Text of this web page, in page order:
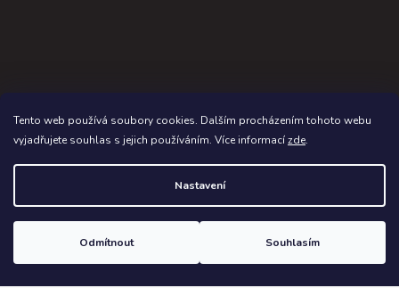
Tento web používá soubory cookies. Dalším procházením tohoto webu
vyjadřujete souhlas s jejich používáním. Více informacízde.
Nastavení
Odmítnout Souhlasím
Copyright 2026Paddleboardy.cz. Všechna práva vyhrazena.
Shoptetak.cz.